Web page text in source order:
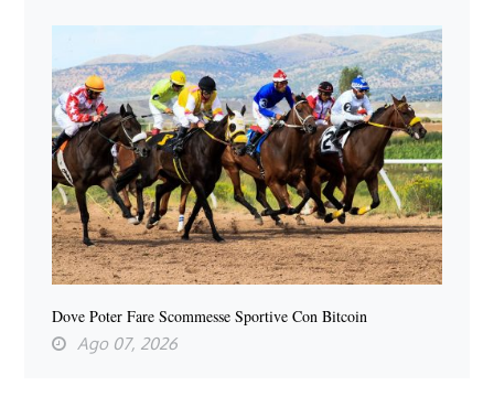
Dove Poter Fare Scommesse Sportive Con Bitcoin
Ago 07, 2026